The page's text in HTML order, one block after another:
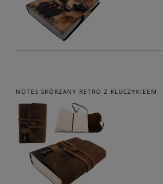
NOTES SKÓRZANY RETRO Z KLUCZYKIEEM